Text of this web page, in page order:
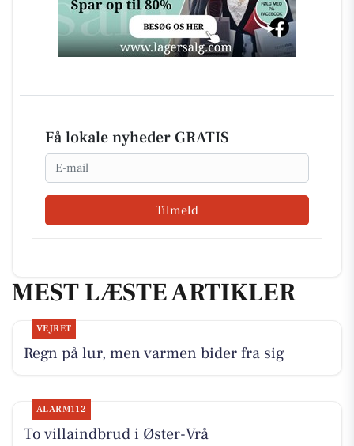
Få lokale nyheder GRATIS
Email
Tilmeld
MEST LÆSTE ARTIKLER
VEJRET
Regn på lur, men varmen bider fra sig
ALARM112
To villaindbrud i Øster-Vrå